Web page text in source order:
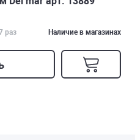
раз Наличие в магазинах